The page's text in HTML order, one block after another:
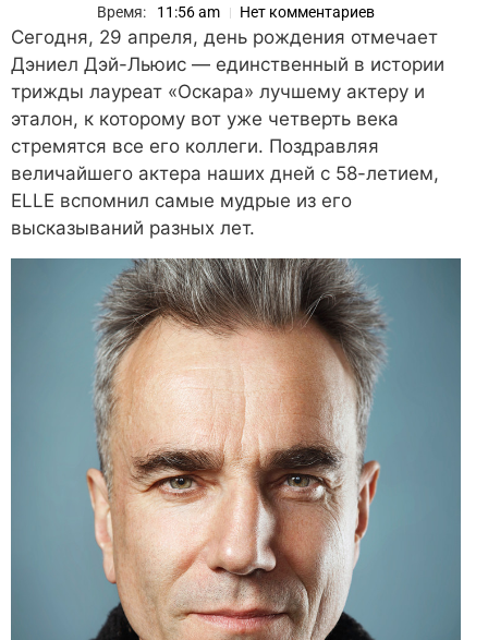
Певица KOLA рассказала, что хочет проводить больше времени с мужем-иностранцем
Семейное фото: кто третий ребенок на снимке Жизель Бюндхен?
Время:
11:56 am Нет комментариев
Сегодня, 29 апреля, день рождения отмечает
Дэниел Дэй-Льюис — единственный в истории
трижды лауреат «Оскара» лучшему актеру и
эталон, к которому вот уже четверть века
стремятся все его коллеги. Поздравляя
величайшего актера наших дней с 58-летием,
ELLE вспомнил самые мудрые из его
высказываний разных лет.